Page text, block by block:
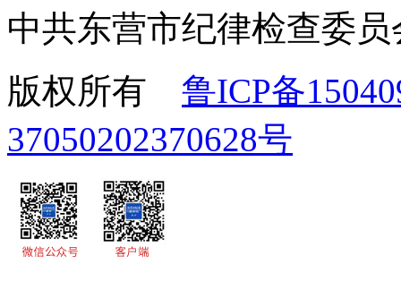
中共东营市纪律检查委
版权所有 鲁ICP备
37050202370628号